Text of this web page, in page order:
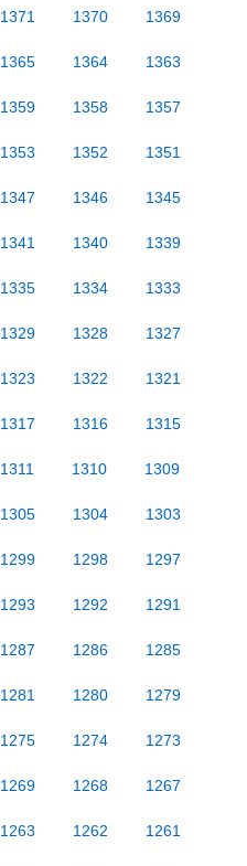
1371 1370 1369
1365 1364 1363
1359 1358 1357
1353 1352 1351
1347 1346 1345
1341 1340 1339
1335 1334 1333
1329 1328 1327
1323 1322 1321
1317 1316 1315
1311 1310 1309
1305 1304 1303
1299 1298 1297
1293 1292 1291
1287 1286 1285
1281 1280 1279
1275 1274 1273
1269 1268 1267
1263 1262 1261